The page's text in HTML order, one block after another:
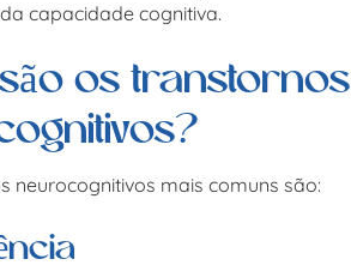
capacidade cognitiva.
os transtornos
neurocognitivos mais comuns são: